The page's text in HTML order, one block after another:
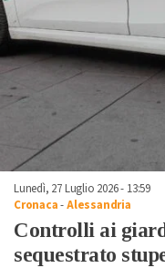
Lunedì, 27 Luglio 2026 - 13:59
Cronaca-Alessandria
Controlli ai
sequestrato